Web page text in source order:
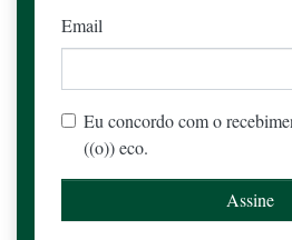
Email
Eu concordo com o
((o)) eco.